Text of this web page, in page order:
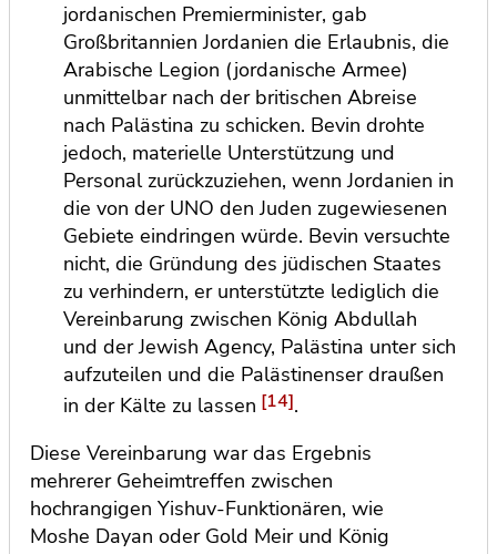
jordanischen Premierminister, gab
Großbritannien Jordanien die Erlaubnis, die
Arabische Legion (jordanische Armee)
unmittelbar nach der britischen Abreise
nach Palästina zu schicken. Bevin drohte
jedoch, materielle Unterstützung und
Personal zurückzuziehen, wenn Jordanien in
die von der UNO den Juden zugewiesenen
Gebiete eindringen würde. Bevin versuchte
nicht, die Gründung des jüdischen Staates
zu verhindern, er unterstützte lediglich die
Vereinbarung zwischen König Abdullah
und der Jewish Agency, Palästina unter sich
aufzuteilen und die Palästinenser draußen
in der Kälte zu lassen [14].
Diese Vereinbarung war das Ergebnis
mehrerer Geheimtreffen zwischen
hochrangigen Yishuv-Funktionären, wie
Moshe Dayan oder Gold Meir und König